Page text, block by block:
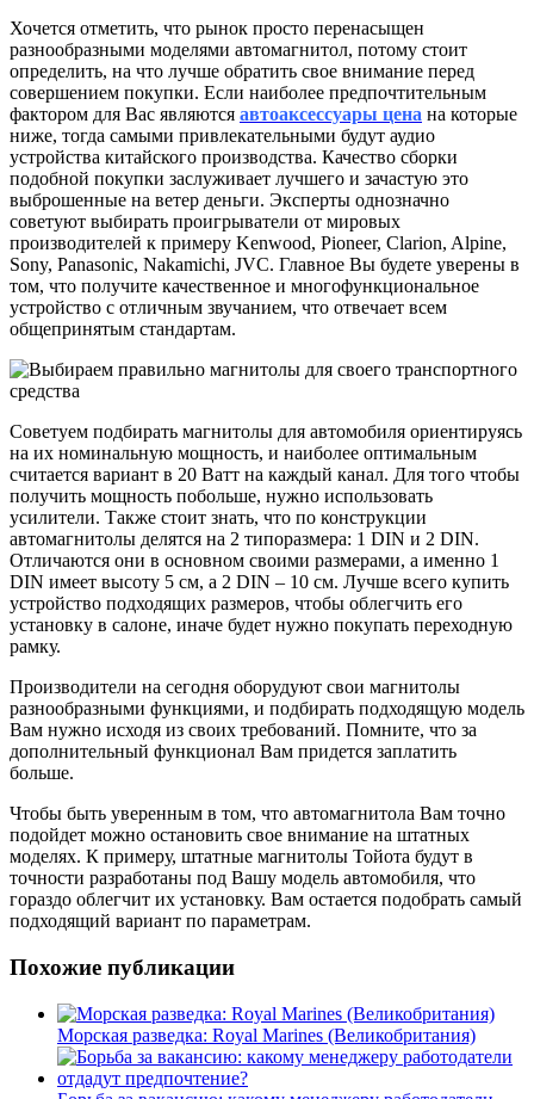
Хочется отметить, что рынок просто перенасыщен
разнообразными моделями автомагнитол, потому стоит
определить, на что лучше обратить свое внимание перед
совершением покупки. Если наиболее предпочтительным
фактором для Вас являются автоаксессуары цена на которые
ниже, тогда самыми привлекательными будут аудио
устройства китайского производства. Качество сборки
подобной покупки заслуживает лучшего и зачастую это
выброшенные на ветер деньги. Эксперты однозначно
советуют выбирать проигрыватели от мировых
производителей к примеру Kenwood, Pioneer, Clarion, Alpine,
Sony, Panasonic, Nakamichi, JVC. Главное Вы будете уверены в
том, что получите качественное и многофункциональное
устройство с отличным звучанием, что отвечает всем
общепринятым стандартам.
Советуем подбирать магнитолы для автомобиля ориентируясь
на их номинальную мощность, и наиболее оптимальным
считается вариант в 20 Ватт на каждый канал. Для того чтобы
получить мощность побольше, нужно использовать
усилители. Также стоит знать, что по конструкции
автомагнитолы делятся на 2 типоразмера: 1 DIN и 2 DIN.
Отличаются они в основном своими размерами, а именно 1
DIN имеет высоту 5 см, а 2 DIN – 10 см. Лучше всего купить
устройство подходящих размеров, чтобы облегчить его
установку в салоне, иначе будет нужно покупать переходную
рамку.
Производители на сегодня оборудуют свои магнитолы
разнообразными функциями, и подбирать подходящую модель
Вам нужно исходя из своих требований. Помните, что за
дополнительный функционал Вам придется заплатить
больше.
Чтобы быть уверенным в том, что автомагнитола Вам точно
подойдет можно остановить свое внимание на штатных
моделях. К примеру, штатные магнитолы Тойота будут в
точности разработаны под Вашу модель автомобиля, что
гораздо облегчит их установку. Вам остается подобрать самый
подходящий вариант по параметрам.
Похожие публикации
Морская разведка: Royal Marines (Великобритания)